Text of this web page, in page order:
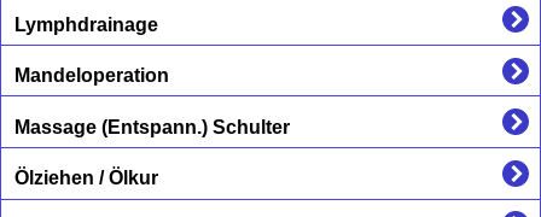
Lymphdrainage
Mandeloperation
Massage (Entspann.) Schulter
Ölziehen / Ölkur